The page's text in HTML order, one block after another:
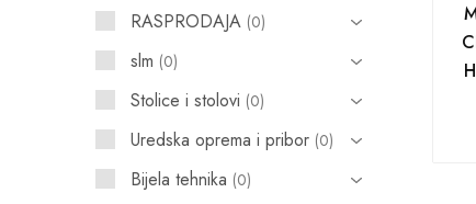
Mrežna oprema
Stolice i stolovi
RASPRODAJA 0
slm 0
Stolice i stolovi 0
Uredska oprema i pribor 0
Bijela tehnika 0